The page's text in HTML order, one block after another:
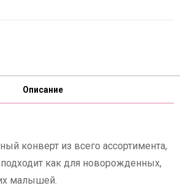
Описание
конверт из всего ассортимента,
как для новорожденных,
малышей.